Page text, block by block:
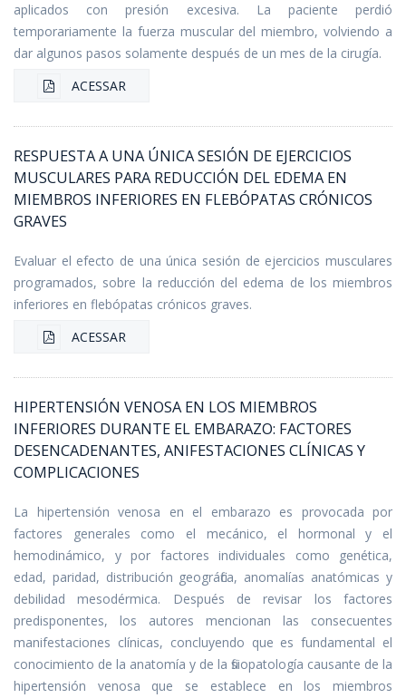
aplicados con presión excesiva. La paciente perdió
temporariamente la fuerza muscular del miembro, volviendo a
dar algunos pasos solamente después de un mes de la cirugía.
ACESSAR
RESPUESTA A UNA ÚNICA SESIÓN DE EJERCICIOS
MUSCULARES PARA REDUCCIÓN DEL EDEMA EN
MIEMBROS INFERIORES EN FLEBÓPATAS CRÓNICOS
GRAVES
Evaluar el efecto de una única sesión de ejercicios musculares
programados, sobre la reducción del edema de los miembros
inferiores en flebópatas crónicos graves.
ACESSAR
HIPERTENSIÓN VENOSA EN LOS MIEMBROS
INFERIORES DURANTE EL EMBARAZO: FACTORES
DESENCADENANTES, ANIFESTACIONES CLÍNICAS Y
COMPLICACIONES
La hipertensión venosa en el embarazo es provocada por
factores generales como el mecánico, el hormonal y el
hemodinámico, y por factores individuales como genética,
edad, paridad, distribución geográfica, anomalías anatómicas y
debilidad mesodérmica. Después de revisar los factores
predisponentes, los autores mencionan las consecuentes
manifestaciones clínicas, concluyendo que es fundamental el
conocimiento de la anatomía y de la fisiopatología causante de la
hipertensión venosa que se establece en los miembros